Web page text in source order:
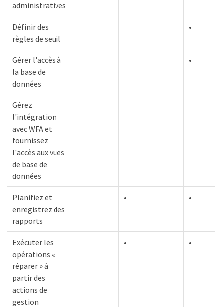
administratives
Définir des
règles de seuil
•
Gérer l'accès à
la base de
données
•
Gérez
l'intégration
avec WFA et
fournissez
l'accès aux vues
de base de
données
Planifiez et
enregistrez des
rapports
• •
Exécuter les
opérations «
réparer » à
partir des
actions de
gestion
• •